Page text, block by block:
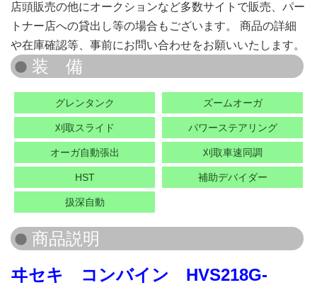
店頭販売の他にオークションなど多数サイトで販売、パー
トナー店への貸出し等の場合もございます。 商品の詳細
や在庫確認等、事前にお問い合わせをお願いいたします。
グレンタンク ズームオーガ
刈取スライド パワーステアリング
オーガ自動張出 刈取車速同調
HST 補助デバイダー
扱深自動
ヰセキ コンバイン HVS218G-